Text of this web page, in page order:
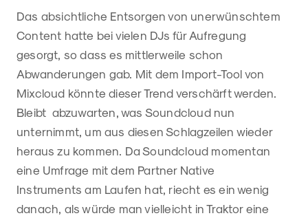
Das absichtliche Entsorgen von unerwünschtem
Content hatte bei vielen DJs für Aufregung
gesorgt, so dass es mittlerweile schon
Abwanderungen gab. Mit dem Import-Tool von
Mixcloud könnte dieser Trend verschärft werden.
Bleibt abzuwarten, was Soundcloud nun
unternimmt, um aus diesen Schlagzeilen wieder
heraus zu kommen. Da Soundcloud momentan
eine Umfrage mit dem Partner Native
Instruments am Laufen hat, riecht es ein wenig
danach, als würde man vielleicht in Traktor eine